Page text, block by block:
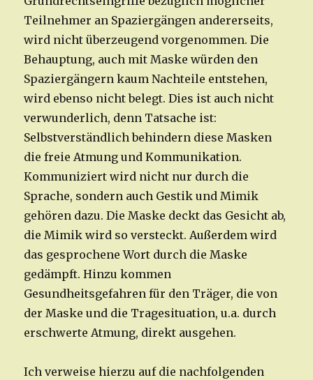
Teilnehmer an Spaziergängen andererseits,
wird nicht überzeugend vorgenommen. Die
Behauptung, auch mit Maske würden den
Spaziergängern kaum Nachteile entstehen,
wird ebenso nicht belegt. Dies ist auch nicht
verwunderlich, denn Tatsache ist:
Selbstverständlich behindern diese Masken
die freie Atmung und Kommunikation.
Kommuniziert wird nicht nur durch die
Sprache, sondern auch Gestik und Mimik
gehören dazu. Die Maske deckt das Gesicht ab,
die Mimik wird so versteckt. Außerdem wird
das gesprochene Wort durch die Maske
gedämpft. Hinzu kommen
Gesundheitsgefahren für den Träger, die von
der Maske und die Tragesituation, u.a. durch
erschwerte Atmung, direkt ausgehen.
Ich verweise hierzu auf die nachfolgenden